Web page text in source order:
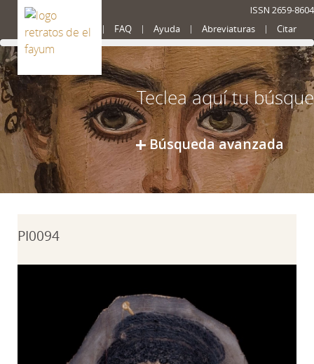
ISSN 2659-8604
Presentación FAQ Ayuda Abreviaturas Citar
Búsqueda avanzada
PI0094